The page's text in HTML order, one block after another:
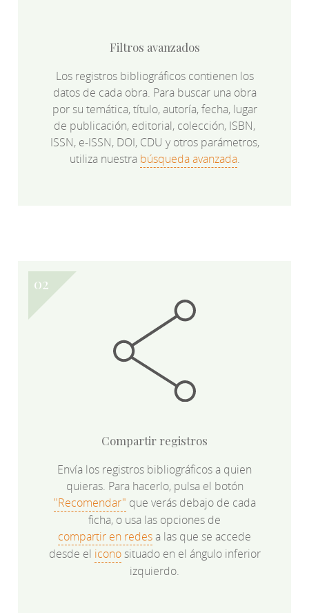
Filtros avanzados
Los registros bibliográficos contienen los
datos de cada obra. Para buscar una obra
por su temática, título, autoría, fecha, lugar
de publicación, editorial, colección, ISBN,
ISSN, e-ISSN, DOI, CDU y otros parámetros,
utiliza nuestra búsqueda avanzada.
Compartir registros
Envía los registros bibliográficos a quien
quieras. Para hacerlo, pulsa el botón
"Recomendar" que verás debajo de cada
ficha, o usa las opciones de
compartir en redesa las que se accede
desde el iconosituado en el ángulo inferior
izquierdo.